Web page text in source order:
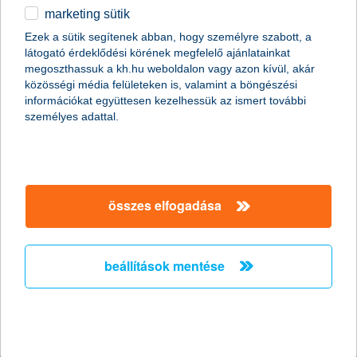
karrier
akadálymentesítési nyilatkozat
szolgáltatások fogyatékossággal élőknek
közzétételek, felügyeleti határozatok
deviza átutalás
címletváltással kapcsolatos információk
direktbiztosítások
befektetővédelmi termék tájékoztatók
természetes személyek adósságrendezése
MNB – Pénzügyi Navigátor
Pénzügyi Navigátor Tanácsadó Irodahálózat
MNB - Értékpapír egyenleg online lekérdezése
OBA tájékoztató
általános szerződési feltételek
üzletszabályzat
aktuális, MNB által közzétett BUBOR értékek
kifejezéseket ismertető fogalomtár a fizetési számlához
marketing sütik
Ezek a sütik segítenek abban, hogy személyre szabott, a
látogató érdeklődési körének megfelelő ajánlatainkat
megoszthassuk a kh.hu weboldalon vagy azon kívül, akár
közösségi média felületeken is, valamint a böngészési
információkat együttesen kezelhessük az ismert további
személyes adattal.
összes elfogadása
beállítások mentése